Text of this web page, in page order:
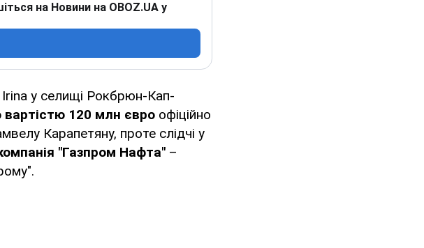
на Новини на OBOZ.UA у
у селищі Рокбрюн-Кап-
вартістю 120 млн євро офіційно
Карапетяну, проте слідчі у
"Газпром Нафта" –